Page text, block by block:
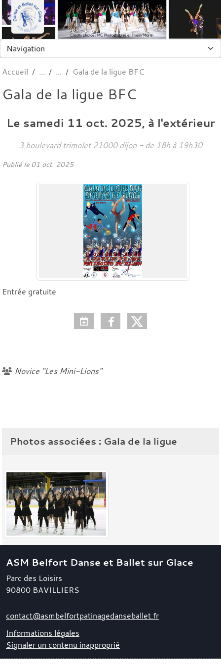
Accueil Gala de la ligue BFC
Gala de la ligue BFC
Le samedi 11 oct. 2025, à l'extérieur
3 boulevard trimolet 21000 dijon - de 18h à 19h30
Publié le 01 oct. 2025
Entrée gratuite
Novice "Les Mini-Lions"
Photos associées : Gala de la ligue
ASM Belfort Danse et Ballet sur Glace
Parc des Loisirs
90800 BAVILLIERS
contact@asmbelfortpatinagedanseballet.fr
Informations légales
Signaler un contenu inapproprié
Panneau de gestion des cookies